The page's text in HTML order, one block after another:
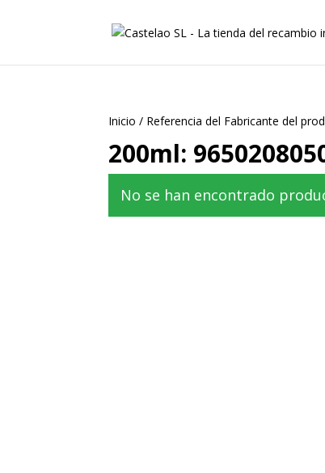
Inicio / Referencia del Fabricante del
200ml:
No se han encontrado